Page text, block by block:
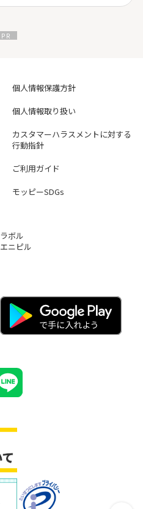
個人情報保護方針
個人情報取り扱い
カスタマーハラスメントに対する
行動指針
ご利用ガイド
モッピーSDGs
ラボル
エニピル